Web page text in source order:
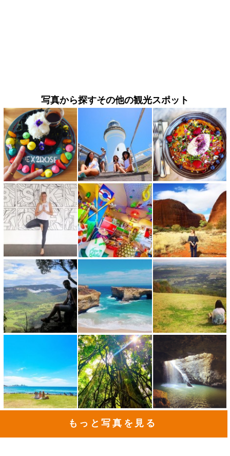
写真から探すその他の観光スポット
もっと写真を見る